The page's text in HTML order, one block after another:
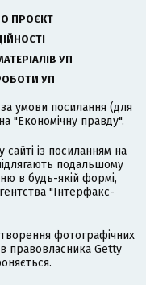
ПРОЄКТ
УП
УП
умови посилання (для
"Економічну правду".
сайті із посиланням на
подальшому
в будь-якій формі,
"Інтерфакс-
фотографічних
правовласника Getty